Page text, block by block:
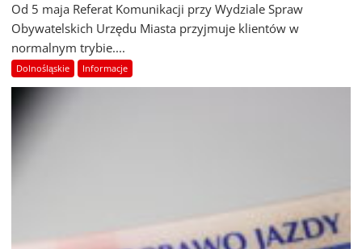
Od 5 maja Referat Komunikacji przy Wydziale Spraw
Obywatelskich Urzędu Miasta przyjmuje klientów w
normalnym trybie....
Dolnośląskie Informacje